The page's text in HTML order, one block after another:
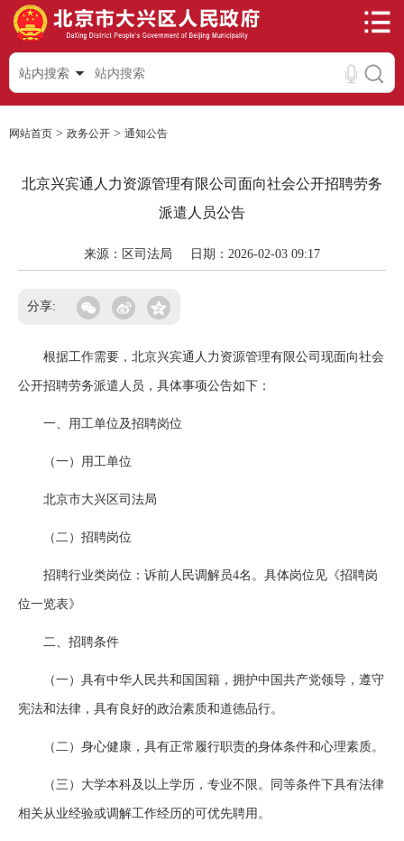
站内搜索
网站首页 > 政务公开 > 通知公告
北京兴宾通人力资源管理有限公司面向社会公开招聘劳务
派遣人员公告
来源：区司法局 日期：2026-02-03 09:17
分享:
根据工作需要，北京兴宾通人力资源管理有限公司现面向社会
公开招聘劳务派遣人员，具体事项公告如下：
一、用工单位及招聘岗位
（一）用工单位
北京市大兴区司法局
（二）招聘岗位
招聘行业类岗位：诉前人民调解员4名。具体岗位见《招聘岗
位一览表》
二、招聘条件
（一）具有中华人民共和国国籍，拥护中国共产党领导，遵守
宪法和法律，具有良好的政治素质和道德品行。
（二）身心健康，具有正常履行职责的身体条件和心理素质。
（三）大学本科及以上学历，专业不限。同等条件下具有法律
相关从业经验或调解工作经历的可优先聘用。